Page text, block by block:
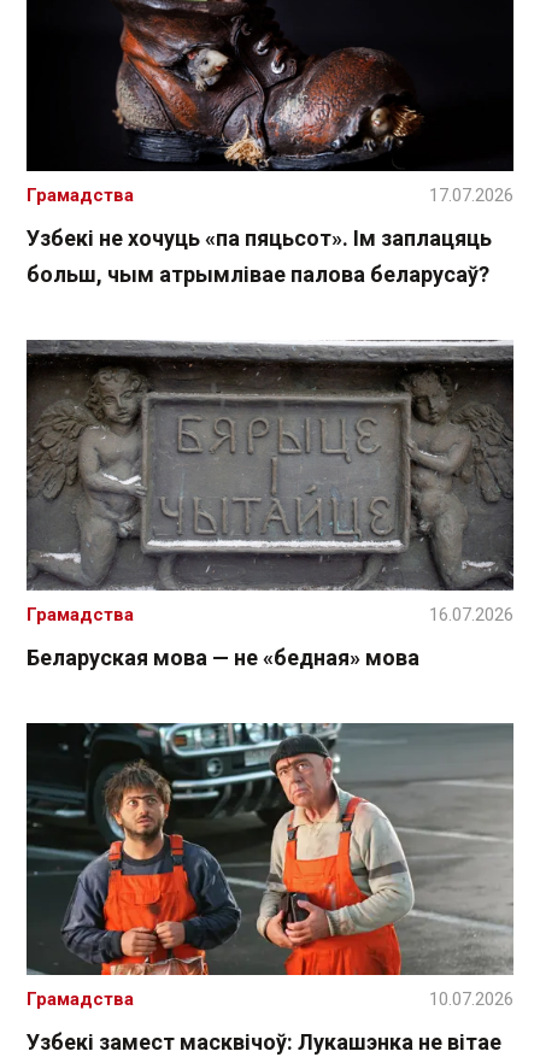
Узбекі не хочуць «па пяцьсот». Ім заплацяць
больш, чым атрымлівае палова беларусаў?
Грамадства 17.07.2026
Беларуская мова — не «бедная» мова
Грамадства 16.07.2026
Узбекі замест масквічоў: Лукашэнка не вітае
Грамадства 10.07.2026